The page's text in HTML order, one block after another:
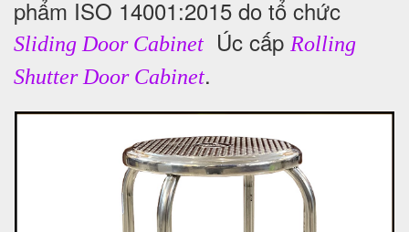
phẩm ISO 14001:2015 do tổ chức
Sliding Door Cabinet Úc cấp Rolling
Shutter Door Cabinet.